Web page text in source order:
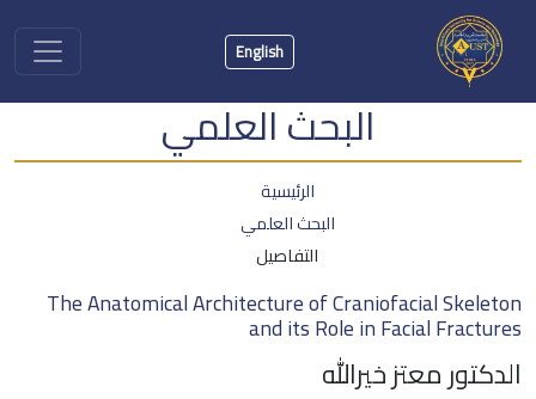
English
البحث العلمي
الرئيسية
البحث العلمي
التفاصيل
The Anatomical Architecture of Craniofacial Skeleton
and its Role in Facial Fractures
الدكتور معتز خيرالله